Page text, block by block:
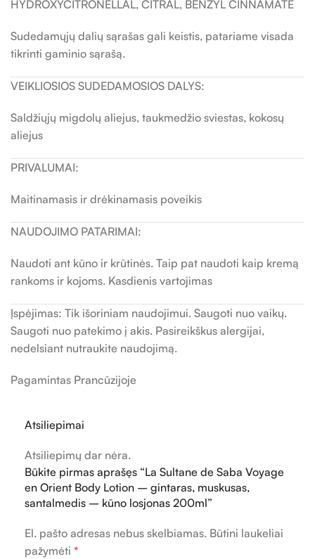
HYDROXYCITRONELLAL, CITRAL, BENZYL CINNAMATE
Sudedamųjų dalių sąrašas gali keistis, patariame visada
tikrinti gaminio sąrašą.
VEIKLIOSIOS SUDEDAMOSIOS DALYS:
Saldžiųjų migdolų aliejus, taukmedžio sviestas, kokosų
aliejus
PRIVALUMAI:
Maitinamasis ir drėkinamasis poveikis
NAUDOJIMO PATARIMAI:
Naudoti ant kūno ir krūtinės. Taip pat naudoti kaip kremą
rankoms ir kojoms. Kasdienis vartojimas
Įspėjimas: Tik išoriniam naudojimui. Saugoti nuo vaikų.
Saugoti nuo patekimo į akis. Pasireikškus alergijai,
nedelsiant nutraukite naudojimą.
Pagamintas Prancūzijoje
Atsiliepimai
Atsiliepimų dar nėra.
Būkite pirmas aprašęs “La Sultane de Saba Voyage
en Orient Body Lotion – gintaras, muskusas,
santalmedis – kūno losjonas 200ml”
El. pašto adresas nebus skelbiamas. Būtini laukeliai
pažymėti *